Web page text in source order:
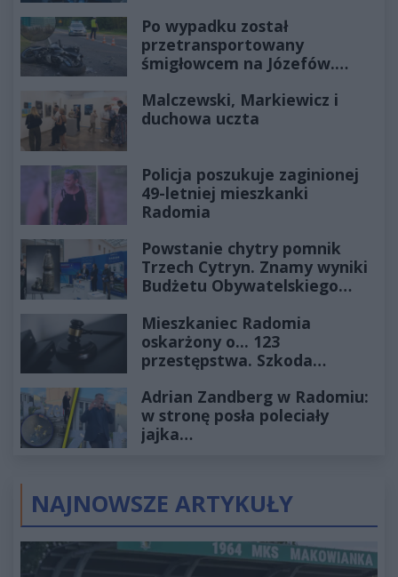
Po wypadku został
przetransportowany
śmigłowcem na Józefów.
Malczewski, Markiewicz i
duchowa uczta
Policja poszukuje zaginionej
49-letniej mieszkanki
Radomia
Powstanie chytry pomnik
Trzech Cytryn. Znamy wyniki
Budżetu Obywatelskiego
Mieszkaniec Radomia
oskarżony o... 123
przestępstwa. Szkoda
złotych
Adrian Zandberg w Radomiu:
w stronę posła poleciały
jajka…
NAJNOWSZE ARTYKUŁY